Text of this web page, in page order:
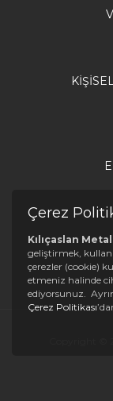
Çerez
Kılıçaslan
geliştirmek,
çerezler (cookie)
etmeniz halinde
ediyorsunuz.
Çerez Politikası